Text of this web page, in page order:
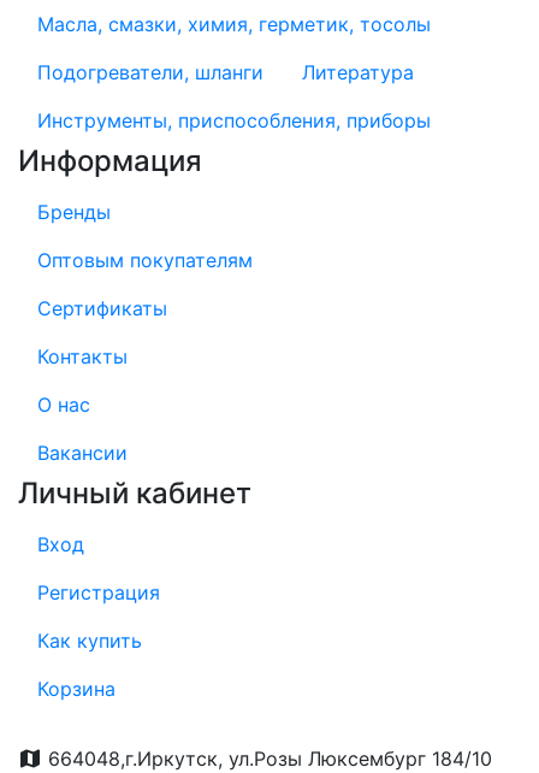
Масла, смазки, химия, герметик, тосолы
Подогреватели, шланги
Литература
Инструменты, приспособления, приборы
Информация
Бренды
Оптовым покупателям
Сертификаты
Контакты
О нас
Вакансии
Личный кабинет
Вход
Регистрация
Как купить
Корзина
664048,г.Иркутск, ул.Розы Люксембург 184/10